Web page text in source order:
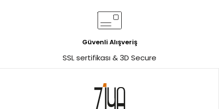
Güvenli Alışveriş
SSL sertifikası & 3D Secure